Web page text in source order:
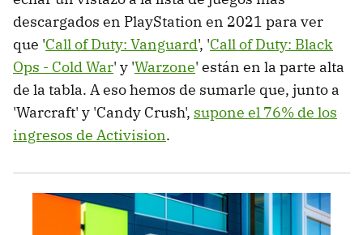
descargados en PlayStation en 2021 para ver
que 'Call of Duty: Vanguard', 'Call of Duty: Black
Ops - Cold War' y 'Warzone' están en la parte alta
de la tabla. A eso hemos de sumarle que, junto a
'Warcraft' y 'Candy Crush', supone el 76% de los
ingresos de Activision.